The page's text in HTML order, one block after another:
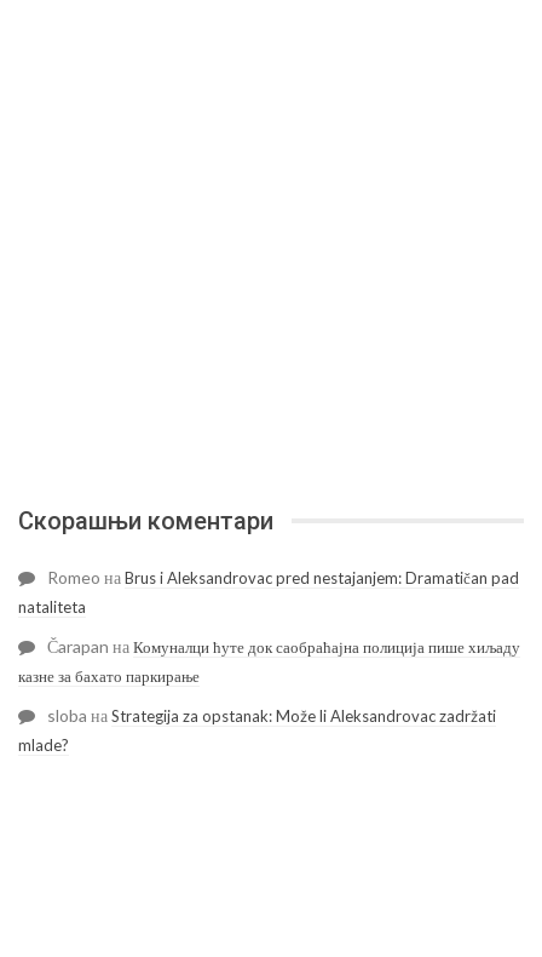
Скорашњи коментари
Romeo наBrus i Aleksandrovac pred nestajanjem: Dramatičan pad
nataliteta
Čarapan наКомуналци ћуте док саобраћајна полиција пише хиљаду
казне за бахато паркирање
sloba наStrategija za opstanak: Može li Aleksandrovac zadržati
mlade?